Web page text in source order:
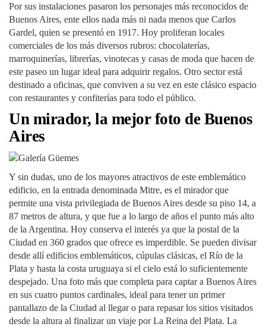
Por sus instalaciones pasaron los personajes más reconocidos de
Buenos Aires, ente ellos nada más ni nada menos que Carlos
Gardel, quien se presentó en 1917. Hoy proliferan locales
comerciales de los más diversos rubros: chocolaterías,
marroquinerías, librerías, vinotecas y casas de moda que hacen de
este paseo un lugar ideal para adquirir regalos. Otro sector está
destinado a oficinas, que conviven a su vez en este clásico espacio
con restaurantes y confiterías para todo el público.
Un mirador, la mejor foto de Buenos
Aires
Y sin dudas, uno de los mayores atractivos de este emblemático
edificio, en la entrada denominada Mitre, es el mirador que
permite una vista privilegiada de Buenos Aires desde su piso 14, a
87 metros de altura, y que fue a lo largo de años el punto más alto
de la Argentina. Hoy conserva el interés ya que la postal de la
Ciudad en 360 grados que ofrece es imperdible. Se pueden divisar
desde allí edificios emblemáticos, cúpulas clásicas, el Río de la
Plata y hasta la costa uruguaya si el cielo está lo suficientemente
despejado. Una foto más que completa para captar a Buenos Aires
en sus cuatro puntos cardinales, ideal para tener un primer
pantallazo de la Ciudad al llegar o para repasar los sitios visitados
desde la altura al finalizar un viaje por La Reina del Plata. La